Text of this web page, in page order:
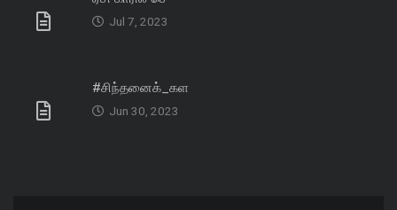
Jul 7, 2023
#சிந்தனைக்_கள
Jun 30, 2023